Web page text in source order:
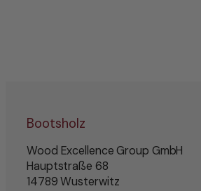
Bootsholz
Wood Excellence Group GmbH
Hauptstraße 68
14789 Wusterwitz